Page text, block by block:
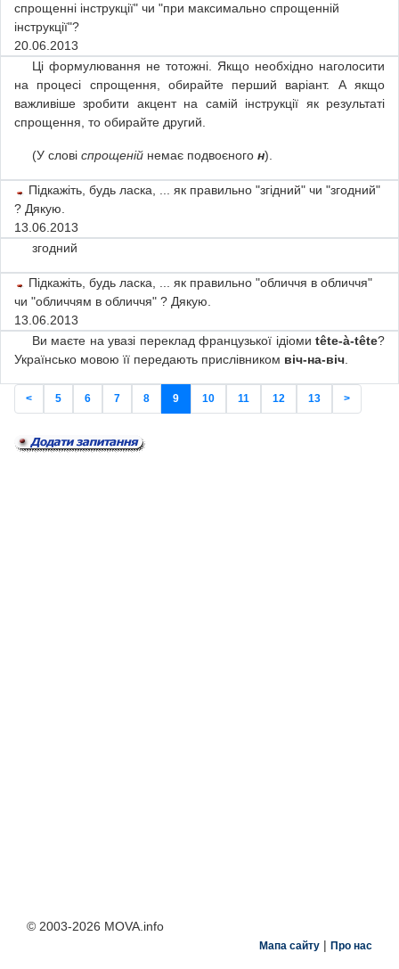
спрощенні інструкції" чи "при максимально спрощенній
інструкції"?
20.06.2013
Ці формулювання не тотожні. Якщо необхідно наголосити
на процесі спрощення, обирайте перший варіант. А якщо
важливіше зробити акцент на самій інструкції як результаті
спрощення, то обирайте другий.
(У слові спрощеній немає подвоєного н).
Підкажіть, будь ласка, ... як правильно "згідний" чи "згодний"
? Дякую.
13.06.2013
згодний
Підкажіть, будь ласка, ... як правильно "обличчя в обличчя"
чи "обличчям в обличчя" ? Дякую.
13.06.2013
Ви маєте на увазі переклад французької ідіоми tête-à-tête?
Українсько мовою її передають прислівником віч-на-віч
< 5 6 7 8 9 10 11 12 13 >
© 2003-2026 MOVA.info
Мапа сайту | Про нас